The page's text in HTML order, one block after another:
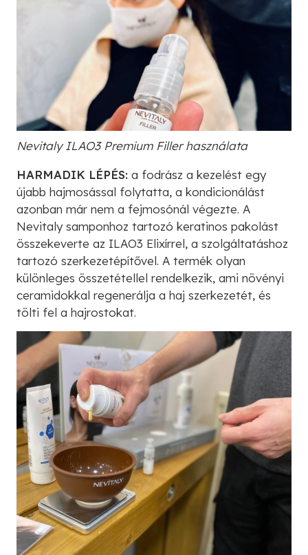
Nevitaly ILAO3 Premium Filler használata
HARMADIK LÉPÉS: a fodrász a kezelést egy
újabb hajmosással folytatta, a kondicionálást
azonban már nem a fejmosónál végezte. A
Nevitaly samponhoz tartozó keratinos pakolást
összekeverte az ILAO3 Elixírrel, a szolgáltatáshoz
tartozó szerkezetépítővel. A termék olyan
különleges összetétellel rendelkezik, ami növényi
ceramidokkal regenerálja a haj szerkezetét, és
tölti fel a hajrostokat.